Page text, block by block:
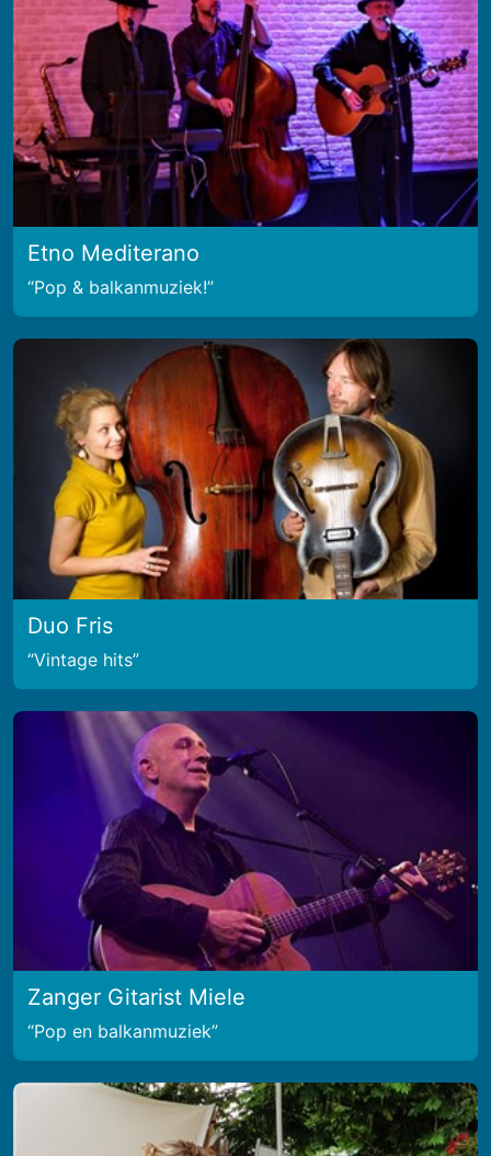
Etno Mediterano
Pop & balkanmuziek!
Duo Fris
Vintage hits
Zanger Gitarist Miele
Pop en balkanmuziek